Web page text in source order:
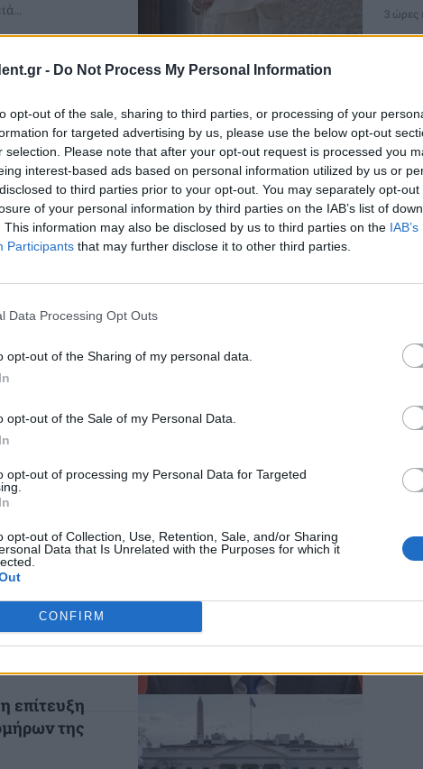
- Do Not Process My Personal Information
opt-out of the sale, sharing to third parties, or processing of your
for targeted advertising by us, please use the below opt-out
selection. Please note that after your opt-out request is processed you
interest-based ads based on personal information utilized by us or
to third parties prior to your opt-out. You may separately opt-out
of your personal information by third parties on the IAB’s list of
This information may also be disclosed by us to third parties on the
Participants that may further disclose it to other third parties.
Data Processing Opt Outs
opt-out of the Sharing of my personal data.
opt-out of the Sale of my Personal Data.
opt-out of processing my Personal Data for Targeted
opt-out of Collection, Use, Retention, Sale, and/or Sharing
Data that Is Unrelated with the Purposes for which it
CONFIRM
για
ανθρωπιστική
είχαν απαχθεί
παιδιά και 20
για τους
επρόκειτο να
τους ομήρους που
πολύ κοντά»
ομήρων
ότι είναι
ορισμένων από
της
τη διεξαγωγή
επίλυση της
επίτευξη
της
3 ώρες